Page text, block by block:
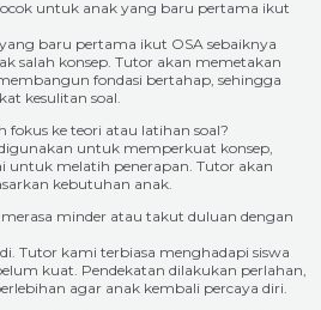
untuk anak yang baru pertama ikut
baru pertama ikut OSA sebaiknya
salah konsep. Tutor akan memetakan
fondasi bertahap, sehingga
kesulitan soal.
fokus ke teori atau latihan soal?
untuk memperkuat konsep,
untuk melatih penerapan. Tutor akan
kebutuhan anak.
minder atau takut duluan dengan
Tutor kami terbiasa menghadapi siswa
kuat. Pendekatan dilakukan perlahan,
agar anak kembali percaya diri.